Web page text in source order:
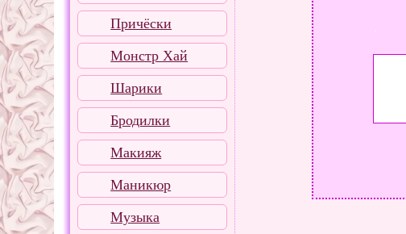
Причёски
Монстр Хай
Шарики
Бродилки
Макияж
Маникюр
Музыка